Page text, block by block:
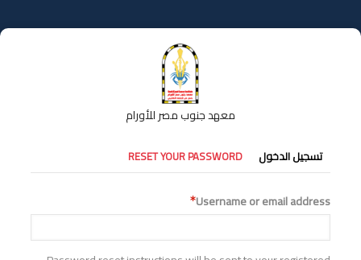
إلى
المحتوى
معهد جنوب مصر للأورام
التبويبات
الأساسية
تسجيل الدخول RESET YOUR PASSWORD
Username or email address